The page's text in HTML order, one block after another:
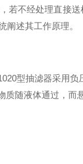
不经处理直接
阐述其工作原理。
型抽滤器采用
质随液体通过，